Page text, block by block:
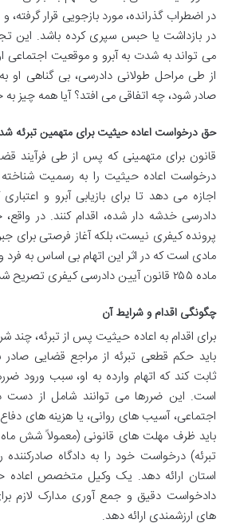
در اضطراب گذرانده، مورد بازجویی قرار
در بازداشت یا حبس سپری کرده باشد. این
می تواند به شدت به آبرو و موقعیت اجتماعی
از طی مراحل طولانی دادرسی، بی گناهی او
صادر شود، چه اتفاقی می افتد؟ آیا همه چیز
حق درخواست اعاده حیثیت برای متهمین تبرئه
قانون برای متهمینی که پس از طی فرآیند
درخواست اعاده حیثیت را به رسمیت
اجازه می دهد تا برای بازیابی آبرو و
دادرسی خدشه دار شده، اقدام کنند. در
پرونده کیفری نیست، بلکه آغاز فرصتی برای
مادی است که در اثر این اتهام بی اساس به
ماده ۲۵۵ قانون آیین دادرسی کیفری تصریح شده است.
چگونگی اقدام و شرایط آن
برای اقدام به اعاده حیثیت پس از تبرئه، چند
باید حکم قطعی تبرئه از مراجع قضایی صادر
ثابت کند که اتهام وارده به او، سبب ورود
است. این ضررها می توانند شامل از دست
اجتماعی، آسیب های روانی، یا هزینه های
باید ظرف مهلت های قانونی (معمولاً شش ماه
تبرئه) درخواست خود را به دادگاه
استان ارائه دهد. یک وکیل متخصص اعاده
دادخواست دقیق و جمع آوری مدارک لازم
های ارزشمندی ارائه دهد.